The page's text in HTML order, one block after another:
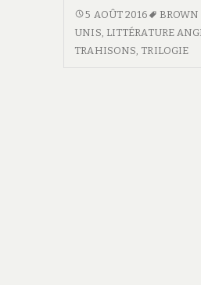
Rising
2
&
TRILOGIE
RED
RISING
5 AOÛT 2016 BROWN
UNIS, LITTÉRATURE
TRAHISONS, TRILOGIE